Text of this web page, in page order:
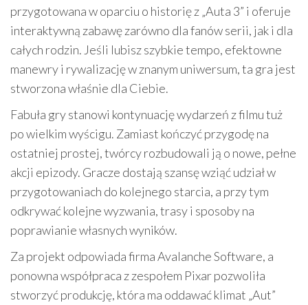
przygotowana w oparciu o historię z „Auta 3” i oferuje
interaktywną zabawę zarówno dla fanów serii, jak i dla
całych rodzin. Jeśli lubisz szybkie tempo, efektowne
manewry i rywalizację w znanym uniwersum, ta gra jest
stworzona właśnie dla Ciebie.
Fabuła gry stanowi kontynuację wydarzeń z filmu tuż
po wielkim wyścigu. Zamiast kończyć przygodę na
ostatniej prostej, twórcy rozbudowali ją o nowe, pełne
akcji epizody. Gracze dostają szansę wziąć udział w
przygotowaniach do kolejnego starcia, a przy tym
odkrywać kolejne wyzwania, trasy i sposoby na
poprawianie własnych wyników.
Za projekt odpowiada firma Avalanche Software, a
ponowna współpraca z zespołem Pixar pozwoliła
stworzyć produkcję, która ma oddawać klimat „Aut”